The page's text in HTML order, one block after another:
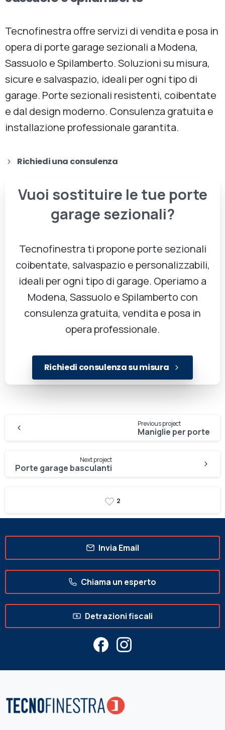
Tecnofinestra offre servizi di vendita e posa in
opera di porte garage sezionali a Modena,
Sassuolo e Spilamberto. Soluzioni su misura,
sicure e salvaspazio, ideali per ogni tipo di
garage. Porte sezionali resistenti, coibentate
e dal design moderno. Consulenza gratuita e
installazione professionale garantita.
Richiedi una consulenza
Vuoi sostituire le tue porte
garage sezionali?
Tecnofinestra ti propone porte sezionali
coibentate, salvaspazio e personalizzabili,
ideali per ogni tipo di garage. Operiamo a
Modena, Sassuolo e Spilamberto con
consulenza gratuita, vendita e posa in
opera professionale.
Richiedi consulenza su misura
Previous project
Maniglie per porte
Next project
Porte garage basculanti
2
Invia Email
Chiama un esperto
Detrazioni fiscali